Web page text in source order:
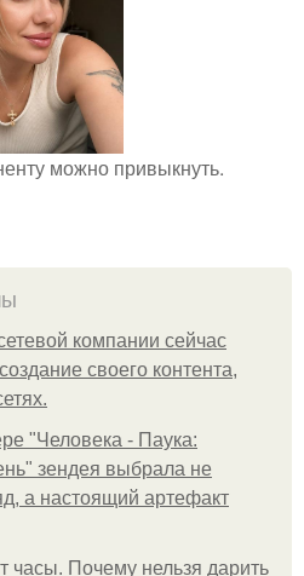
можно привыкнуть.
компании сейчас
своего контента,
"Человека - Паука:
зендея выбрала не
а настоящий артефакт
часы. Почему нельзя дарить